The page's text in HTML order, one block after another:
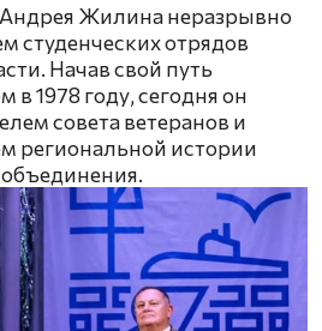
Жилина неразрывно
студенческих отрядов
Начав свой путь
1978 году, сегодня он
совета ветеранов и
региональной истории